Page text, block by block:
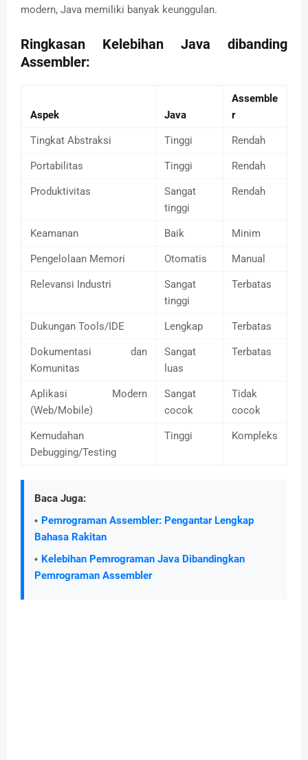
modern, Java memiliki banyak keunggulan.
Ringkasan Kelebihan Java dibanding
Assembler:
Aspek Java
Assemble
r
Tingkat Abstraksi Tinggi Rendah
Portabilitas Tinggi Rendah
Produktivitas
Sangat
tinggi
Rendah
Keamanan Baik Minim
Pengelolaan Memori Otomatis Manual
Relevansi Industri
Sangat
tinggi
Terbatas
Dukungan Tools/IDE Lengkap Terbatas
Dokumentasi dan
Komunitas
Sangat
luas
Terbatas
Aplikasi Modern
(Web/Mobile)
Sangat
cocok
Tidak
cocok
Kemudahan
Debugging/Testing
Tinggi Kompleks
Baca Juga:
Pemrograman Assembler: Pengantar Lengkap
Bahasa Rakitan
Kelebihan Pemrograman Java Dibandingkan
Pemrograman Assembler